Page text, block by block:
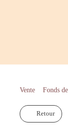
Vente Fonds
Retour